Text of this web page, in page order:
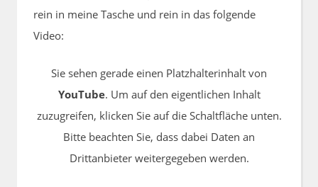
rein in meine Tasche und rein in das folgende
Video:
Sie sehen gerade einen Platzhalterinhalt von
YouTube. Um auf den eigentlichen Inhalt
zuzugreifen, klicken Sie auf die Schaltfläche unten.
Bitte beachten Sie, dass dabei Daten an
Drittanbieter weitergegeben werden.